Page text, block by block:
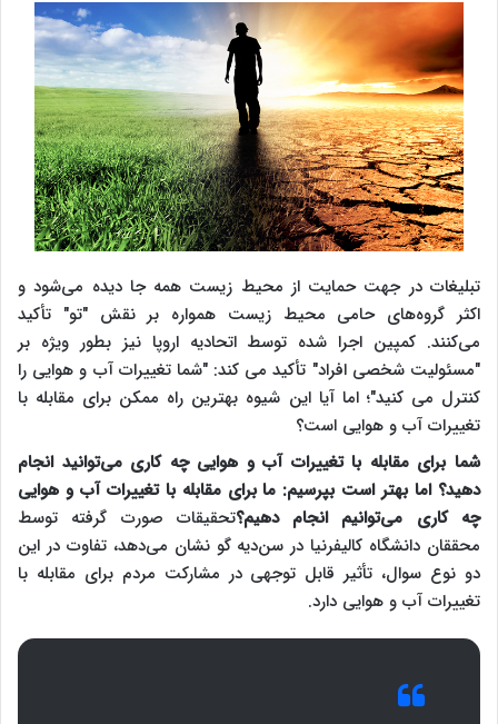
تبلیغات در جهت حمایت از محیط زیست همه جا دیده می‌شود و
اکثر گروه‌های حامی محیط زیست همواره بر نقش "تو" تأکید
می‌کنند. کمپین اجرا شده توسط اتحادیه اروپا نیز بطور ویژه بر
"مسئولیت شخصی افراد" تأکید می کند: "شما تغییرات آب و هوایی را
کنترل می کنید"؛ اما آیا این شیوه بهترین راه ممکن برای مقابله با
تغییرات آب و هوایی است؟
شما برای مقابله با تغییرات آب و هوایی چه کاری میتوانید انجام
دهید؟ اما بهتر است بپرسیم: ما برای مقابله با تغییرات آب و هوایی
چه کاری میتوانیم انجام دهیم؟تحقیقات صورت گرفته توسط
محققان دانشگاه کالیفرنیا در سن‌دیه گو نشان می‌دهد، تفاوت در این
دو نوع سوال، تأثیر قابل توجهی در مشارکت مردم برای مقابله با
تغییرات آب و هوایی دارد.